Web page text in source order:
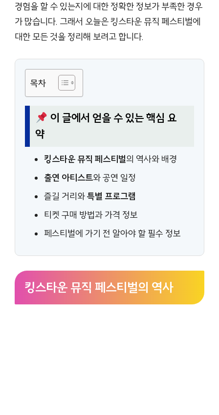
경험을 할 수 있는지에 대한 정확한 정보가 부족한 경우
가 많습니다. 그래서 오늘은 킹스타운 뮤직 페스티벌에
대한 모든 것을 정리해 보려고 합니다.
목차
이 글에서 얻을 수 있는 핵심 요
약
킹스타운 뮤직 페스티벌의 역사와 배경
출연 아티스트와 공연 일정
즐길 거리와특별 프로그램
티켓 구매 방법과 가격 정보
페스티벌에 가기 전 알아야 할 필수 정보
킹스타운 뮤직 페스티벌의 역사